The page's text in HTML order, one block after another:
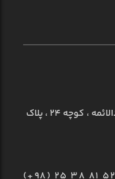
استان قم ، شهر قم ، خیابان جوادالائمه ، کوچه ۲۴ ، پلاک